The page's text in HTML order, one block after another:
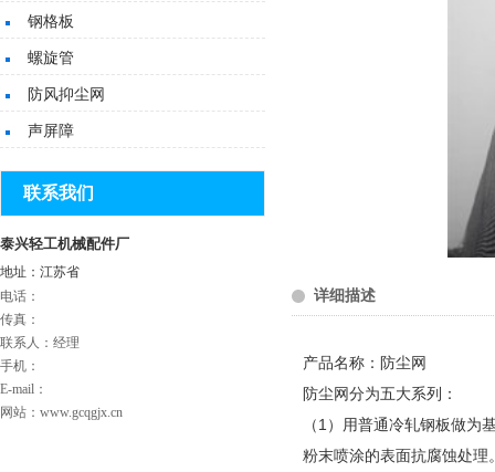
钢格板
螺旋管
防风抑尘网
声屏障
联系我们
泰兴轻工机械配件厂
地址：江苏省
电话：
传真：
联系人：经理
手机：
E-mail：
网站：www.gcqgjx.cn
详细描述
产品名称：防尘网
防尘网分为五大系列：
（1）用普通冷轧钢板做
粉末喷涂的表面抗腐蚀处理